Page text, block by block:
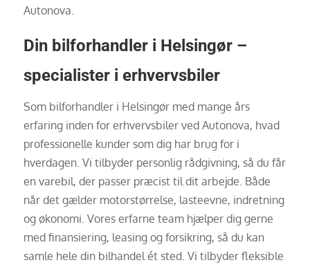
Autonova.
Din bilforhandler i Helsingør –
specialister i erhvervsbiler
Som bilforhandler i Helsingør med mange års
erfaring inden for erhvervsbiler ved Autonova, hvad
professionelle kunder som dig har brug for i
hverdagen. Vi tilbyder personlig rådgivning, så du får
en varebil, der passer præcist til dit arbejde. Både
når det gælder motorstørrelse, lasteevne, indretning
og økonomi. Vores erfarne team hjælper dig gerne
med finansiering, leasing og forsikring, så du kan
samle hele din bilhandel ét sted. Vi tilbyder fleksible